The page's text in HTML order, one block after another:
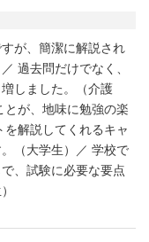
が、簡潔に解説され
過去問だけでなく、
しました。（介護
が、地味に勉強の楽
を解説してくれるキャ
（大学生）／ 学校で
、試験に必要な要点